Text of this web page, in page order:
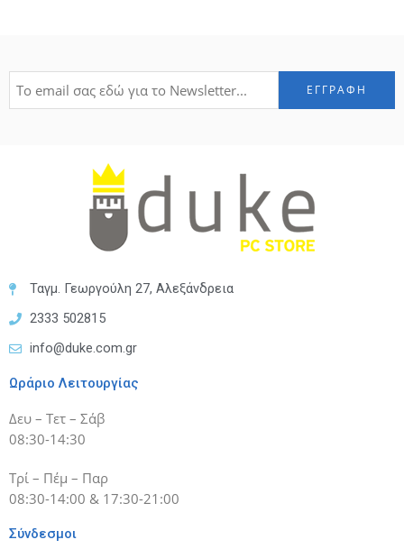
Ταγμ. Γεωργούλη 27, Αλεξάνδρεια
2333 502815
info@duke.com.gr
Ωράριο Λειτουργίας
Δευ – Τετ – Σάβ
08:30-14:30
Τρί – Πέμ – Παρ
08:30-14:00 & 17:30-21:00
Σύνδεσμοι